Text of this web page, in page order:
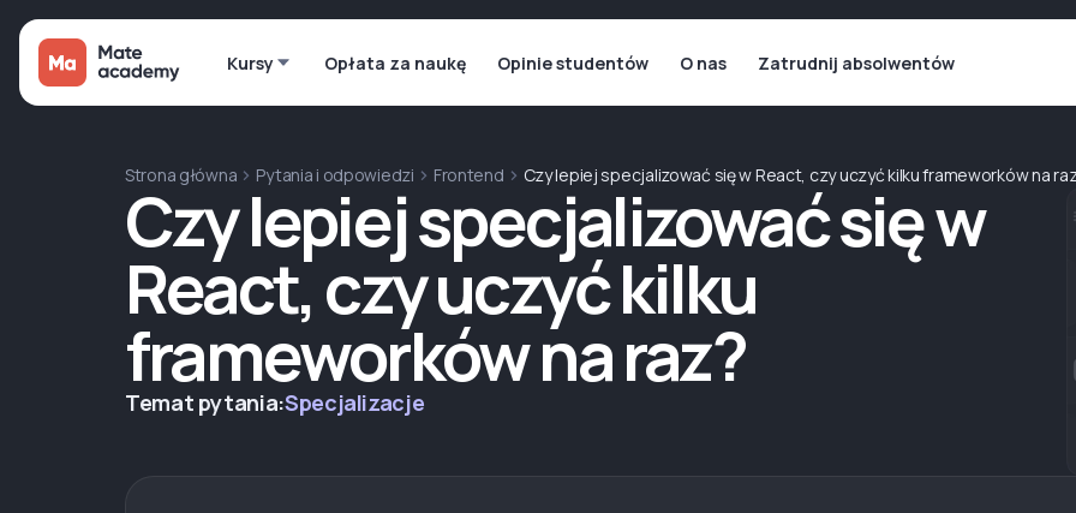
Kursy Opłata za naukę Opinie studentów O nas Zatrudnij absolwentów
Strona główna Pytania i odpowiedzi Frontend Czy lepiej specjalizować się w React, czy uczyć kilku frameworków na
Czy lepiej specjalizować się w
React, czy uczyć kilku
frameworków na raz?
Temat pytania:Specjalizacje